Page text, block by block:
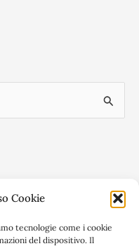
Cookie
tecnologie come i cookie
del dispositivo. Il
rapporti tra
esterni nel GDPR –